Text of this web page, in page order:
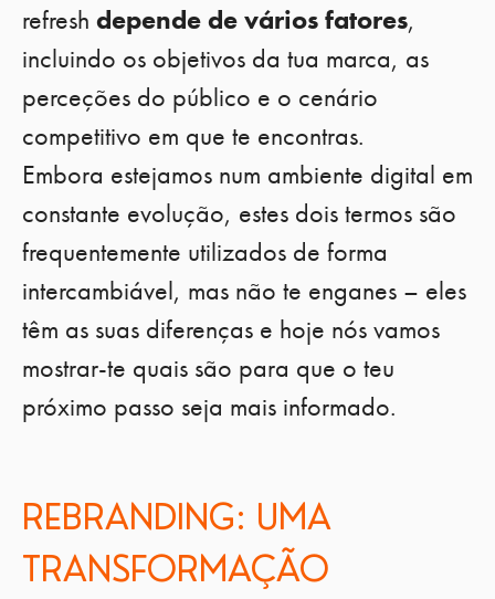
refresh depende de vários fatores,
incluindo os objetivos da tua marca, as
perceções do público e o cenário
competitivo em que te encontras.
Embora estejamos num ambiente digital em
constante evolução, estes dois termos são
frequentemente utilizados de forma
intercambiável, mas não te enganes – eles
têm as suas diferenças e hoje nós vamos
mostrar-te quais são para que o teu
próximo passo seja mais informado.
REBRANDING: UMA
TRANSFORMAÇÃO